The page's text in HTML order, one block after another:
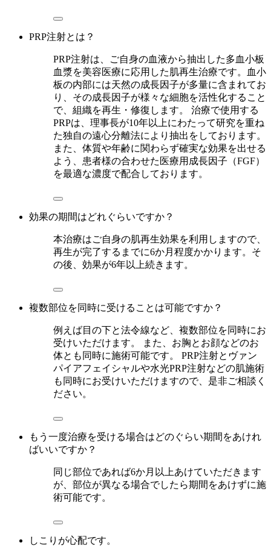
PRP注射とは？
PRP注射は、ご自身の血液から抽出した多血小板
血漿を美容医療に応用した肌再生治療です。血小
板の内部には天然の成長因子が多量に含まれてお
り、その成長因子が様々な細胞を活性化すること
で、組織を再生・修復します。 治療で使用する
PRPは、理事長が10年以上にわたって研究を重ね
た独自の遠心分離法により抽出をしております。
また、体質や年齢に関わらず確実な効果を出せる
よう、患者様の合わせた医療用成長因子（FGF）
を最適な濃度で配合しております。
効果の期間はどれぐらいですか？
本治療はご自身の肌再生効果を利用しますので、
再生が完了するまでに6か月程度かかります。そ
の後、効果が6年以上続きます。
複数部位を同時に受けることは可能ですか？
例えば目の下と法令線など、複数部位を同時にお
受けいただけます。 また、お胸とお顔などのお
体とも同時に施術可能です。 PRP注射とヴァン
パイアフェイシャルや水光PRP注射などの肌施術
も同時にお受けいただけますので、是非ご相談く
ださい。
もう一度治療を受ける場合はどのぐらい期間をあけれ
ばいいですか？
同じ部位であれば6か月以上あけていただきます
が、部位が異なる場合でしたら期間をあけずに施
術可能です。
しこりが心配です。